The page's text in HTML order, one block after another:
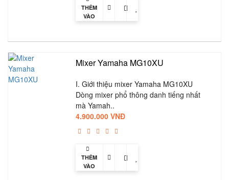
THÊM
VÀO
Mixer Yamaha MG10XU
I. Giới thiệu mixer Yamaha MG10XU
Dòng mixer phổ thông danh tiếng nhất
mà Yamah..
4.900.000 VNĐ
THÊM
VÀO